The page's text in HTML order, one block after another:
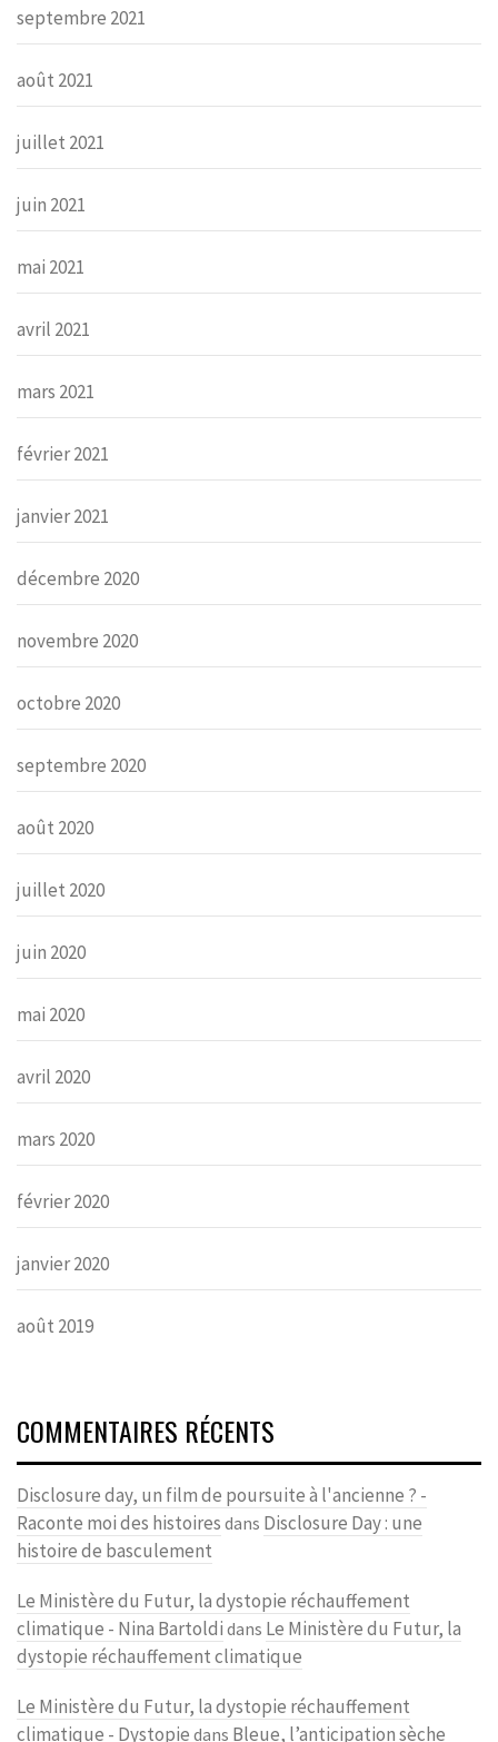
septembre 2021
août 2021
juillet 2021
juin 2021
mai 2021
avril 2021
mars 2021
février 2021
janvier 2021
décembre 2020
novembre 2020
octobre 2020
septembre 2020
août 2020
juillet 2020
juin 2020
mai 2020
avril 2020
mars 2020
février 2020
janvier 2020
août 2019
COMMENTAIRES RÉCENTS
Disclosure day, un film de poursuite à l'ancienne ? -
Raconte moi des histoires dans Disclosure Day : une
histoire de basculement
Le Ministère du Futur, la dystopie réchauffement
climatique - Nina Bartoldi dans Le Ministère du Futur, la
dystopie réchauffement climatique
Le Ministère du Futur, la dystopie réchauffement
climatique - Dystopie dans Bleue, l’anticipation sèche